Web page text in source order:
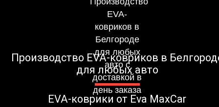
Производство EVA-ковриков в
для любых авто
EVA-коврики от Eva MaxCar